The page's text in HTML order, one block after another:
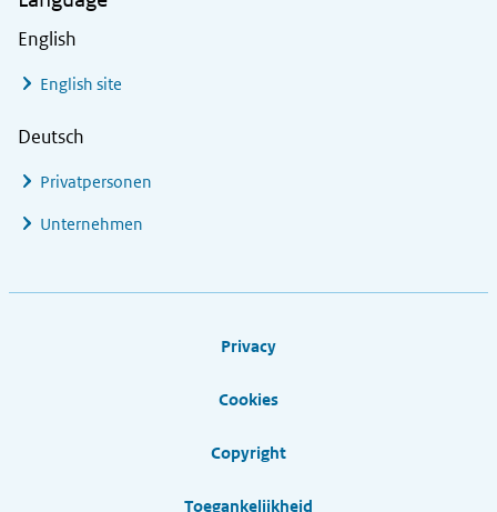
English
English site
Deutsch
Privatpersonen
Unternehmen
Privacy
Cookies
Copyright
Toegankelijkheid